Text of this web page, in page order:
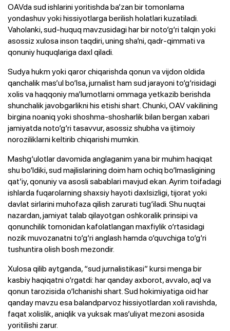
OAVda sud ishlarini yoritishda ba’zan bir tomonlama
yondashuv yoki hissiyotlarga berilish holatlari kuzatiladi.
Vaholanki, sud-huquq mavzusidagi har bir noto‘g‘ri talqin yoki
asossiz xulosa inson taqdiri, uning sha’ni, qadr-qimmati va
qonuniy huquqlariga daxl qiladi.
Sudya hukm yoki qaror chiqarishda qonun va vijdon oldida
qanchalik mas’ul bo‘lsa, jurnalist ham sud jarayoni to‘g‘risidagi
xolis va haqqoniy ma’lumotlarni ommaga yetkazib berishda
shunchalik javobgarlikni his etishi shart. Chunki, OAV vakilining
birgina noaniq yoki shoshma-shosharlik bilan bergan xabari
jamiyatda noto‘g‘ri tasavvur, asossiz shubha va ijtimoiy
noroziliklarni keltirib chiqarishi mumkin.
Mashg‘ulotlar davomida anglaganim yana bir muhim haqiqat
shu bo‘ldiki, sud majlislarining doim ham ochiq bo‘lmasligining
qat’iy, qonuniy va asosli sabablari mavjud ekan. Ayrim toifadagi
ishlarda fuqarolarning shaxsiy hayoti daxlsizligi, tijorat yoki
davlat sirlarini muhofaza qilish zarurati tug‘iladi. Shu nuqtai
nazardan, jamiyat talab qilayotgan oshkoralik prinsipi va
qonunchilik tomonidan kafolatlangan maxfiylik o‘rtasidagi
nozik muvozanatni to‘g‘ri anglash hamda o‘quvchiga to‘g‘ri
tushuntira olish bosh mezondir.
Xulosa qilib aytganda, “sud jurnalistikasi” kursi menga bir
kasbiy haqiqatni o‘rgatdi: har qanday axborot, avvalo, aql va
qonun tarozisida o‘lchanishi shart. Sud hokimiyatiga oid har
qanday mavzu esa balandparvoz hissiyotlardan xoli ravishda,
faqat xolislik, aniqlik va yuksak mas’uliyat mezoni asosida
yoritilishi zarur.